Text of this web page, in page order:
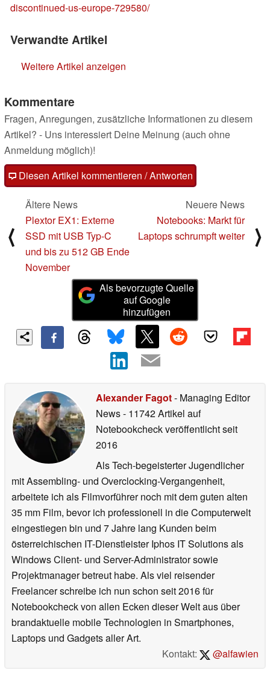
discontinued-us-europe-729580/
Verwandte Artikel
Weitere Artikel anzeigen
Kommentare
Fragen, Anregungen, zusätzliche Informationen zu diesem
Artikel? - Uns interessiert Deine Meinung (auch ohne
Anmeldung möglich)!
Diesen Artikel kommentieren / Antworten
⟨
Ältere News
Plextor EX1: Externe
SSD mit USB Typ-C
und bis zu 512 GB Ende
November
Neuere News
Notebooks: Markt für
Laptops schrumpft weiter
⟩
Als bevorzugte Quelle
auf Google
hinzufügen
Alexander Fagot- Managing Editor
News- 11742 Artikel auf
Notebookcheck veröffentlichtseit
2016
Als Tech-begeisterter Jugendlicher
mit Assembling- und Overclocking-Vergangenheit,
arbeitete ich als Filmvorführer noch mit dem guten alten
35 mm Film, bevor ich professionell in die Computerwelt
eingestiegen bin und 7 Jahre lang Kunden beim
österreichischen IT-Dienstleister Iphos IT Solutions als
Windows Client- und Server-Administrator sowie
Projektmanager betreut habe. Als viel reisender
Freelancer schreibe ich nun schon seit 2016 für
Notebookcheck von allen Ecken dieser Welt aus über
brandaktuelle mobile Technologien in Smartphones,
Laptops und Gadgets aller Art.
Kontakt:
@alfawien